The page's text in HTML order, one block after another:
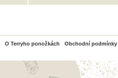
O Terryho ponožkách Obchodní podmínky
PayPal